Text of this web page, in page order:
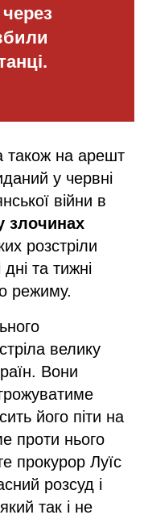
на арешт
у червні
війни в
злочинах
розстріли
та тижні
режиму.
велику
Вони
його піти на
проти нього
прокурор Луїс
розсуд і
так і не